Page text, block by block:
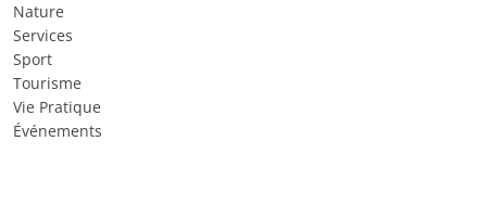
Nature
Services
Sport
Tourisme
Vie Pratique
Événements